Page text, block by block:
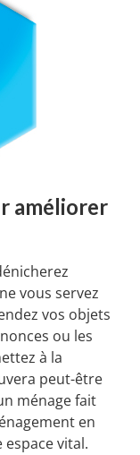
améliorer
vous servez
vos objets
ou les
à la
peut-être
ménage fait
en
vital.